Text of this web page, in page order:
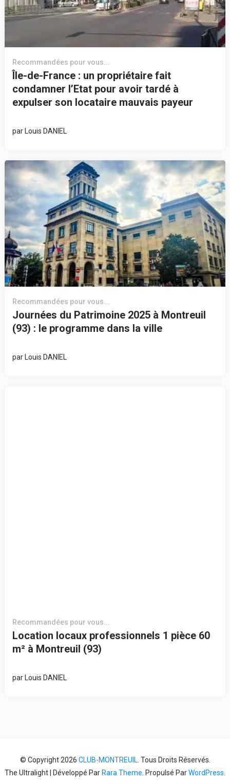
Recommandées pour vous...
Île-de-France : un propriétaire fait
condamner l’Etat pour avoir tardé à
expulser son locataire mauvais payeur
par Louis DANIEL
Recommandées pour vous...
Journées du Patrimoine 2025 à Montreuil
(93) : le programme dans la ville
par Louis DANIEL
Recommandées pour vous...
Location locaux professionnels 1 pièce 60
m² à Montreuil (93)
par Louis DANIEL
© Copyright 2026 CLUB-MONTREUIL . Tous Droits Réservés.
The Ultralight | Développé Par Rara Theme . Propulsé ParWordPress